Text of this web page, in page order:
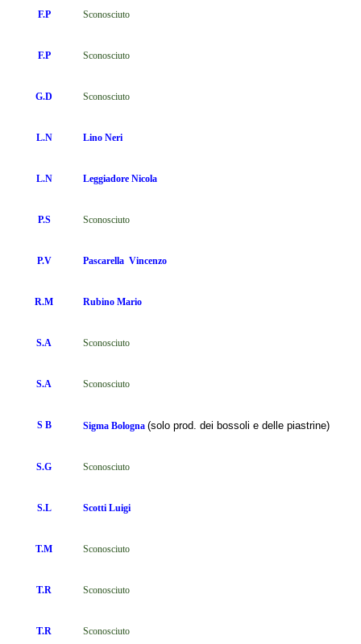
F.P Sconosciuto
F.P Sconosciuto
G.D Sconosciuto
L.N Lino Neri
L.N LeggiadoreNicola
P.S Sconosciuto
P.V Pascarella Vincenzo
R.M Rubino Mario
S.A Sconosciuto
S.A Sconosciuto
S B Sigma Bologna (solo prod. dei bossoli e delle piastrine)
S.G Sconosciuto
S.L Scotti Luigi
T.M Sconosciuto
T.R Sconosciuto
T.R Sconosciuto